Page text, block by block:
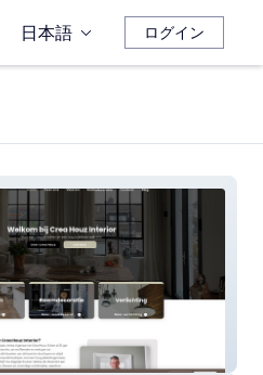
日本語 ログイン